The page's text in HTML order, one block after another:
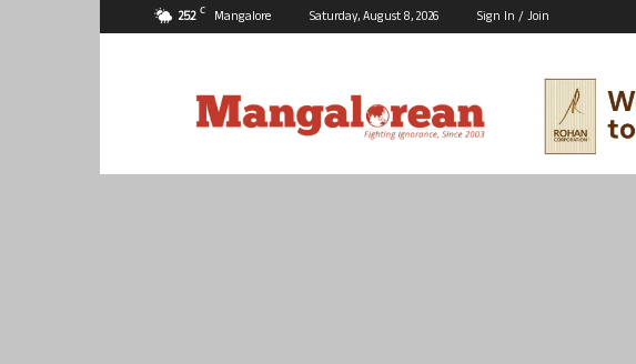
25.2 C Mangalore Saturday, August 8, 2026 Sign In / Join